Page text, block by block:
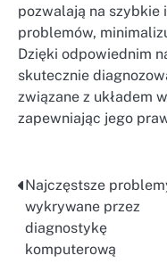
pozwalają na szybkie
problemów,
Dzięki odpowiednim
skutecznie
związane z układem
zapewniając jego
Nawigacja
wpisu
Najczęstsze
wykrywane przez
diagnostykę
komputerową